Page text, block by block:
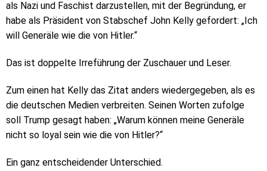
als Nazi und Faschist darzustellen, mit der Begründung, er
habe als Präsident von Stabschef John Kelly gefordert: „Ich
will Generäle wie die von Hitler.“
Das ist doppelte Irreführung der Zuschauer und Leser.
Zum einen hat Kelly das Zitat anders wiedergegeben, als es
die deutschen Medien verbreiten. Seinen Worten zufolge
soll Trump gesagt haben: „Warum können meine Generäle
nicht so loyal sein wie die von Hitler?“
Ein ganz entscheidender Unterschied.